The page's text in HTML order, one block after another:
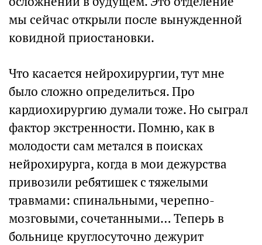
мы сейчас открыли после вынужденной
ковидной приостановки.
Что касается нейрохирургии, тут мне
было сложно определиться. Про
кардиохирургию думали тоже. Но сыграл
фактор экстренности. Помню, как в
молодости сам метался в поисках
нейрохирурга, когда в мои дежурства
привозили ребятишек с тяжелыми
травмами: спинальными, черепно-
мозговыми, сочетанными… Теперь в
больнице круглосуточно дежурит